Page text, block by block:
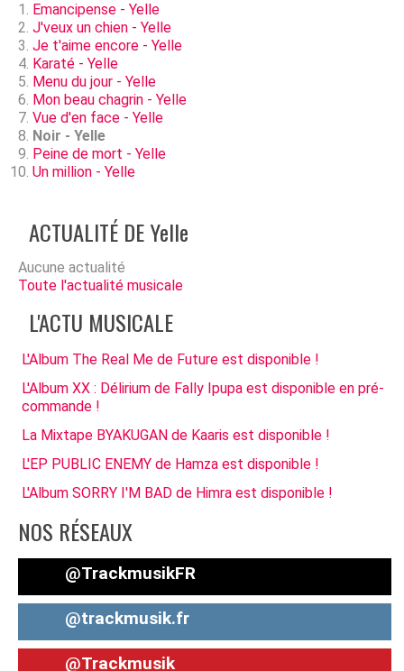
Emancipense - Yelle
J'veux un chien - Yelle
Je t'aime encore - Yelle
Karaté - Yelle
Menu du jour - Yelle
Mon beau chagrin - Yelle
Vue d'en face - Yelle
Noir - Yelle
Peine de mort - Yelle
Un million - Yelle
ACTUALITÉ DE Yelle
Aucune actualité
Toute l'actualité musicale
L'ACTU MUSICALE
L'Album The Real Me de Future est disponible !
L'Album XX : Délirium de Fally Ipupa est disponible en pré-
commande !
La Mixtape BYAKUGAN de Kaaris est disponible !
L'EP PUBLIC ENEMY de Hamza est disponible !
L'Album SORRY I'M BAD de Himra est disponible !
NOS RÉSEAUX
@TrackmusikFR
@trackmusik.fr
@Trackmusik